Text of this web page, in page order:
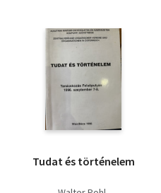
Tudat és történelem